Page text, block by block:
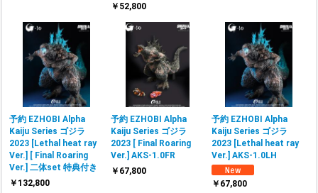
￥52,800
予約 EZHOBI Alpha
Kaiju Series ゴジラ
2023 [Lethal heat ray
Ver.] [ Final Roaring
Ver.] 二体set 特典付き
￥132,800
予約 EZHOBI Alpha
Kaiju Series ゴジラ
2023 [ Final Roaring
Ver.] AKS-1.0FR
￥67,800
予約 EZHOBI Alpha
Kaiju Series ゴジラ
2023 [Lethal heat ray
Ver.] AKS-1.0LH
￥67,800